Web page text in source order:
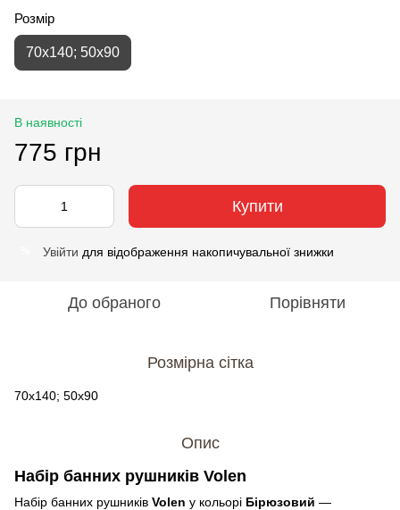
Розмір
70х140; 50х90
В наявності
775 грн
Купити
Увійти для відображення накопичувальної знижки
До обраного Порівняти
Розмірна сітка
70х140; 50х90
Опис
Набір банних рушників Volen
Набір банних рушників Volen у кольорі Бірюзовий —